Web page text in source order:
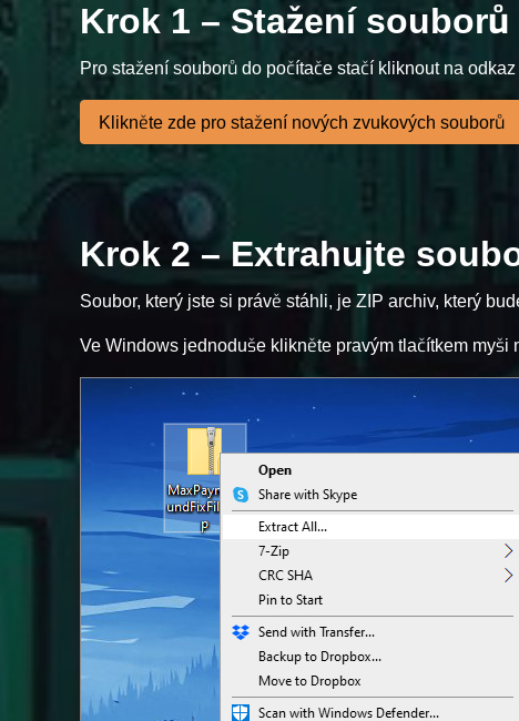
Krok 1 – Stažení souborů
Pro stažení souborů do počítače stačí kliknout na odkaz
Klikněte zde pro stažení nových zvukových souborů
Krok 2 – Extrahujte
Soubor, který jste si právě stáhli, je ZIP archiv, který
Ve Windows jednoduše klikněte pravým tlačítkem myši